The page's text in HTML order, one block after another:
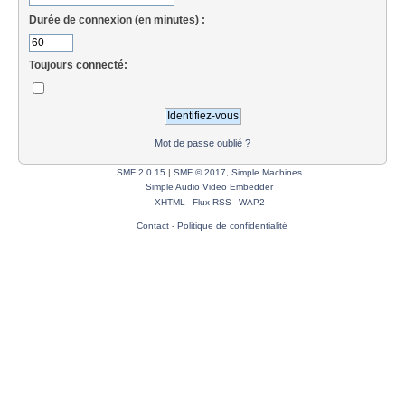
Durée de connexion (en minutes) :
Toujours connecté:
Mot de passe oublié ?
SMF 2.0.15 | SMF © 2017
Simple Machines
Simple Audio Video Embedder
XHTML
Flux RSS WAP2
Contact- Politique de confidentialité